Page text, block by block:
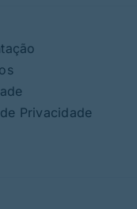
Privacidade